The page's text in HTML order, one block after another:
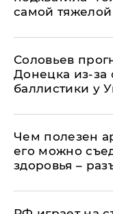
самой
Соловьев
Донецка из-за
баллистики у
Чем полезен
его можно
здоровья –